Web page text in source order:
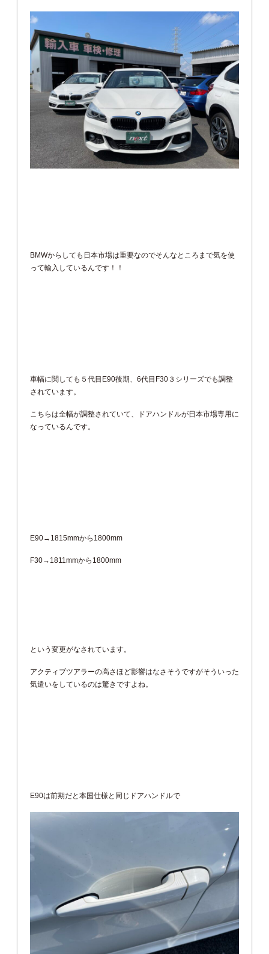
BMWからしても日本市場は重要なのでそんなところまで気を使
って輸入しているんです！！
車幅に関しても５代目E90後期、6代目F30３シリーズでも調整
されています。
こちらは全幅が調整されていて、ドアハンドルが日本市場専用に
なっているんです。
E90→1815mmから1800mm
F30→1811mmから1800mm
という変更がなされています。
アクティブツアラーの高さほど影響はなさそうですがそういった
気遣いをしているのは驚きですよね。
E90は前期だと本国仕様と同じドアハンドルで